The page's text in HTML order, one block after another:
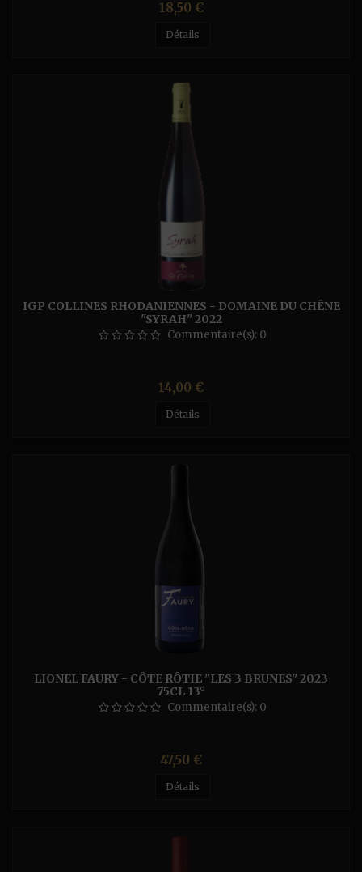
Prix
18,50 €
Détails
IGP COLLINES RHODANIENNES - DOMAINE DU CHÊNE
"SYRAH" 2022
Commentaire(s): 0
Prix
14,00 €
Détails
LIONEL FAURY - CÔTE RÔTIE "LES 3 BRUNES" 2023
75CL 13°
Commentaire(s): 0
Prix
47,50 €
Détails